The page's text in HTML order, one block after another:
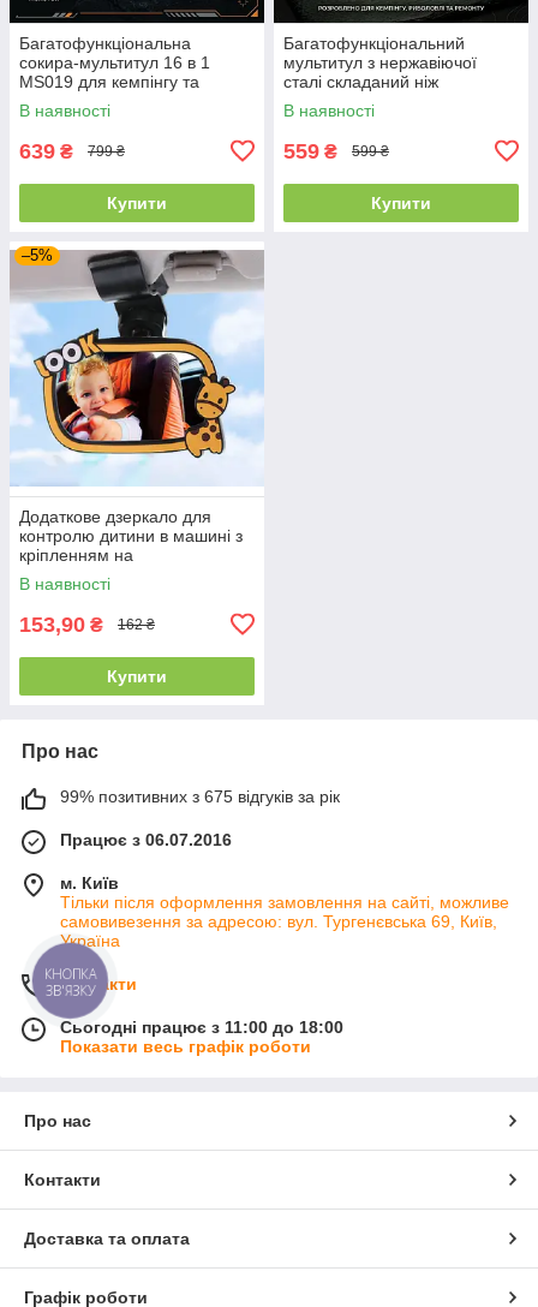
Багатофункціональна
сокира-мультитул 16 в 1
MS019 для кемпінгу та
виживання, туристична з
молотком і ножем, чорний,
В наявності
639 ₴ 799 ₴
Купити
Багатофункціональний
мультитул з нержавіючої
сталі складаний ніж
плоскогубці для кемпінгу
риболовлі та ремонту,
В наявності
559 ₴ 599 ₴
Купити
–5%
Додаткове дзеркало для
контролю дитини в машині з
кріпленням на
сонцезахисному козирку 3R-
2261
В наявності
153,90 ₴ 162 ₴
Купити
Про нас
99% позитивних з 675 відгуків за рік
Працює з 06.07.2016
м. Київ
Тільки після оформлення замовлення на сайті, можливе
самовивезення за адресою: вул. Тургенєвська 69, Київ,
Україна
Контакти
Сьогодні працює з 11:00 до 18:00
Показати весь графік роботи
Про нас
Контакти
Доставка та оплата
Графік роботи
КНОПКА
ЗВ'ЯЗКУ